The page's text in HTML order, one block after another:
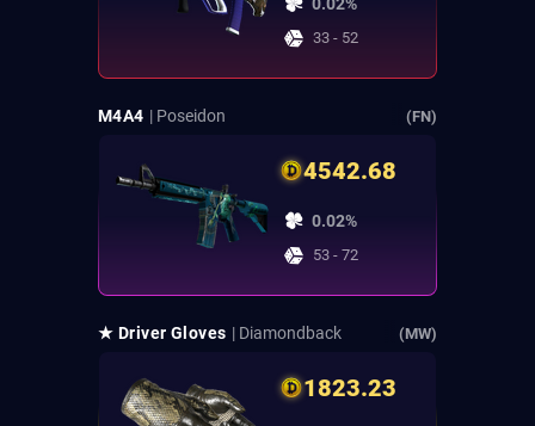
0.02%
33 - 52
M4A4 | Poseidon (FN)
4542.68
0.02%
53 - 72
★ Driver Gloves | Diamondback (MW)
1823.23